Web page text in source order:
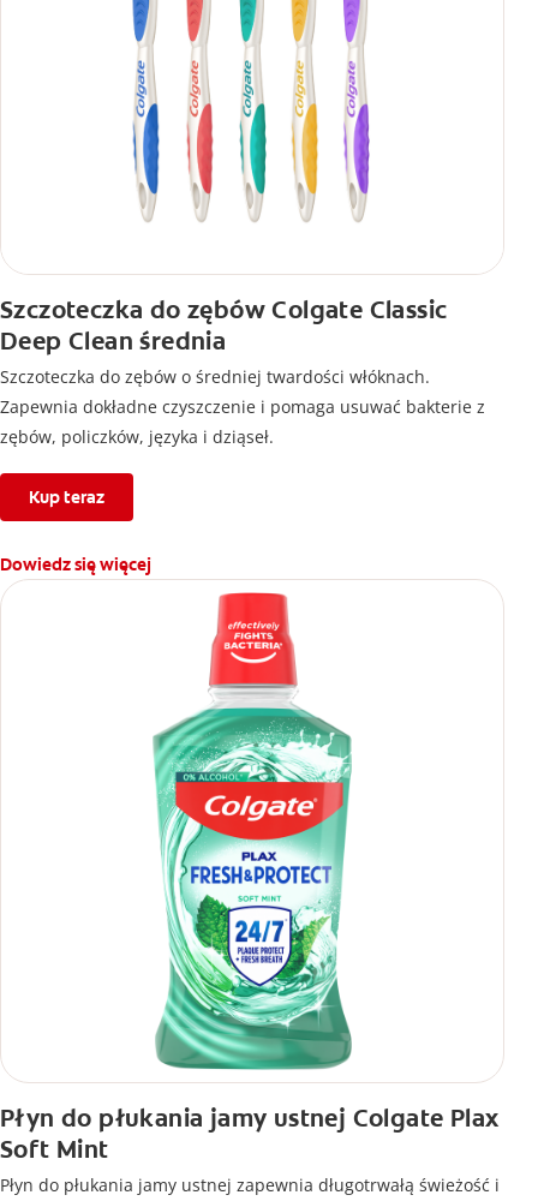
Szczoteczka do zębów Colgate Classic
Deep Clean średnia
Szczoteczka do zębów o średniej twardości włóknach.
Zapewnia dokładne czyszczenie i pomaga usuwać bakterie z
zębów, policzków, języka i dziąseł.
Kup teraz
Dowiedz się więcej
Płyn do płukania jamy ustnej Colgate Plax
Soft Mint
Płyn do płukania jamy ustnej zapewnia długotrwałą świeżość i